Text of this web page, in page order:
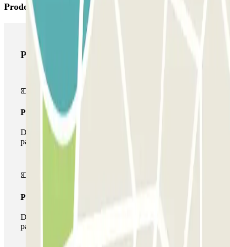
Prodotti di Parclick
Prodotti di Parclick
Pass unico
Durante il tuo soggiorno potrai entrare e uscire dal
parcheggio una sola volta
Pass multiparking
Durante il tuo soggiorno potrai usufruire dell'intera rete di
parcheggi disponibili su Parclick.